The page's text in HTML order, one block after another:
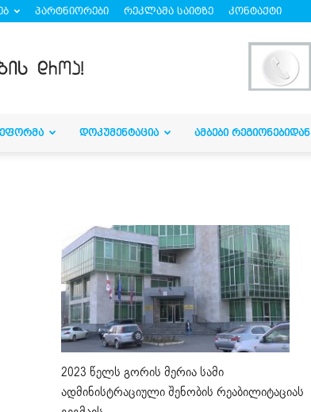
პარტნიორები რეკლამა საიტზე კონტაქტი
ᲓᲝᲙᲣᲛᲔᲜᲢᲐᲪᲘᲐ ᲐᲛᲑᲔᲑᲘ ᲠᲔᲒᲘᲝᲜᲔᲑᲘᲓᲐᲜ
2023 წელს გორის მერია სამი
ადმინისტრაციული შენობის რეაბილიტაციას